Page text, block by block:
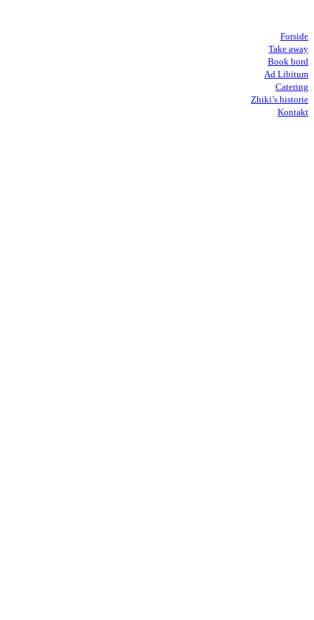
Forside
Take away
Book bord
Ad Libitum
Catering
Zhiki’s historie
Kontakt